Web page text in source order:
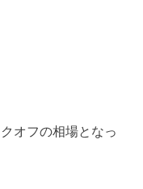
オフの相場となっ